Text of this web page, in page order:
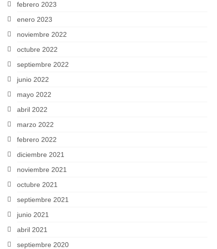
febrero 2023
enero 2023
noviembre 2022
octubre 2022
septiembre 2022
junio 2022
mayo 2022
abril 2022
marzo 2022
febrero 2022
diciembre 2021
noviembre 2021
octubre 2021
septiembre 2021
junio 2021
abril 2021
septiembre 2020